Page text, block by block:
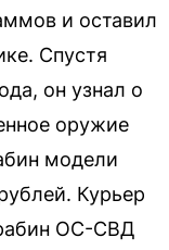
и оставил
Спустя
он узнал о
оружие
модели
Курьер
ОС-СВД